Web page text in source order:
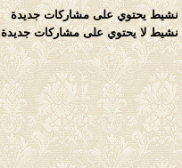
يحتوي على مشاركات جديدة
لا يحتوي على مشاركات جديدة